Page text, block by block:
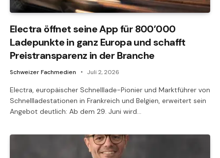
Electra öffnet seine App für 800’000
Ladepunkte in ganz Europa und schafft
Preistransparenz in der Branche
Schweizer Fachmedien Juli 2, 2026
Electra, europäischer Schnelllade-Pionier und Marktführer von
Schnellladestationen in Frankreich und Belgien, erweitert sein
Angebot deutlich: Ab dem 29. Juni wird…